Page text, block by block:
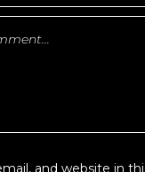
and website in